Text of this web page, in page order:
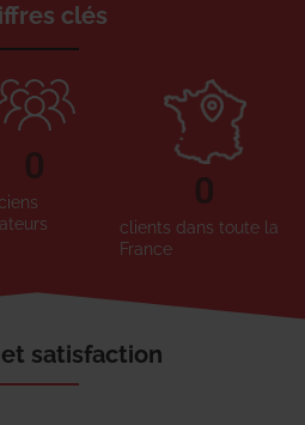
clés
0
clients dans toute la
France
0
satisfaction